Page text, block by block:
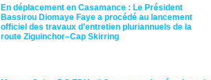
En déplacement en Casamance : Le Président
Bassirou Diomaye Faye a procédé au lancement
officiel des travaux d’entretien pluriannuels de la
route Ziguinchor–Cap Skirring